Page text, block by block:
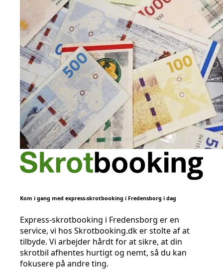
Kom i gang med express-skrotbooking i Fredensborg i dag
Express-skrotbooking i Fredensborg er en
service, vi hos Skrotbooking.dk er stolte af at
tilbyde. Vi arbejder hårdt for at sikre, at din
skrotbil afhentes hurtigt og nemt, så du kan
fokusere på andre ting.